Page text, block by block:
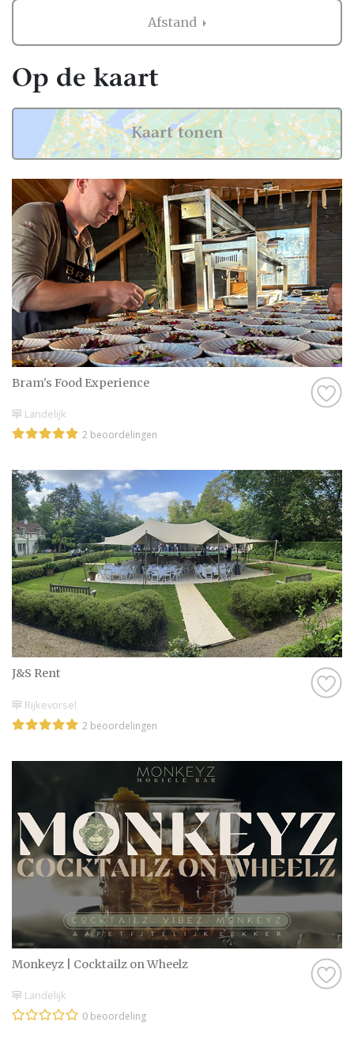
van de cateraar aansluit op jullie wensen.
Een informele setting vraagt om een andere
aanpak dan een formeel diner. Op
Bruiloft.nl vind je een selectie van cateraars
die gespecialiseerd zijn in bruiloften in
Limburg (België) - België. Deze professionals
weten hoe ze jullie dag onvergetelijk kunnen
of een bepaald thema? De cateraars op onze
site denken graag met je mee.
Smaken om nooit te vergeten
Met een goede cateraar wordt jullie
trouwdag een culinair hoogtepunt. Neem
een kijkje op Bruiloft.nl en ontdek de vele
opties voor catering in Limburg (België) -
België. Van traditionele menu’s tot
verrassende concepten: hier vind je de
perfecte match.
Afstand
Bram's Food Experience
Landelijk
2 beoordelingen
J&S Rent
Rijkevorsel
2 beoordelingen
Monkeyz | Cocktailz on Wheelz
Landelijk
0 beoordeling
Op de kaart
Kaart tonen